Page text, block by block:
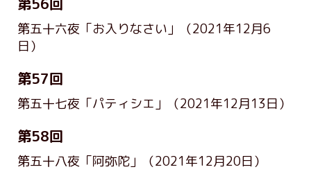
第五十六夜「お入りなさい」
（2021年12月6
日）
第57回
第五十七夜「パティシエ」 （2021年12月13日）
第58回
第五十八夜「阿弥陀」 （2021年12月20日）